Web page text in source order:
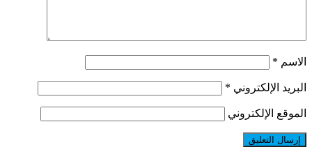
الاسم *
البريد الإلكتروني *
الموقع الإلكتروني